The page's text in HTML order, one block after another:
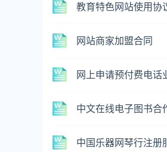
教育特色网站使用协
网站商家加盟合同
网上申请预付费电话
中文在线电子图书合
中国乐器网琴行注册